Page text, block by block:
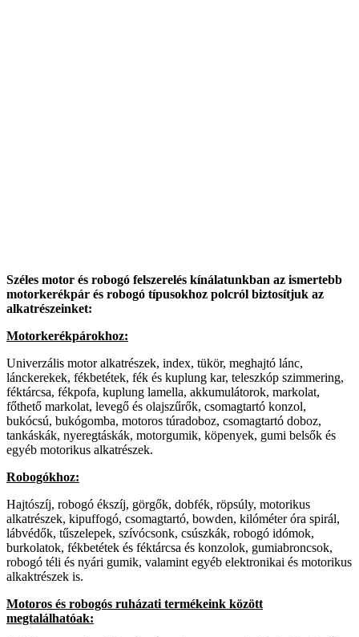
Széles motor és robogó felszerelés kínálatunkban az ismertebb
motorkerékpár és robogó típusokhoz polcról biztosítjuk az
alkatrészeinket:
Motorkerékpárokhoz:
Univerzális motor alkatrészek, index, tükör, meghajtó lánc,
lánckerekek, fékbetétek, fék és kuplung kar, teleszkóp szimmering,
féktárcsa, fékpofa, kuplung lamella, akkumulátorok, markolat,
főthető markolat, levegő és olajszűrők, csomagtartó konzol,
bukócsú, bukógomba, motoros túradoboz, csomagtartó doboz,
tankáskák, nyeregtáskák, motorgumik, köpenyek, gumi belsők és
egyéb motorikus alkatrészek.
Robogókhoz:
Hajtószíj, robogó ékszíj, görgők, dobfék, röpsúly, motorikus
alkatrészek, kipuffogó, csomagtartó, bowden, kilóméter óra spirál,
lábvédők, tűszelepek, szívócsonk, csúszkák, robogó idómok,
burkolatok, fékbetétek és féktárcsa és konzolok, gumiabroncsok,
robogó téli és nyári gumik, valamint egyéb elektronikai és motorikus
alkaktrészek is.
Motoros és robogós ruházati termékeink között
megtalálhatóak: